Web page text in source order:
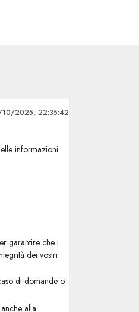
10/2025, 22:35:42
informazioni
garantire che i
dei vostri
di domande o
alla